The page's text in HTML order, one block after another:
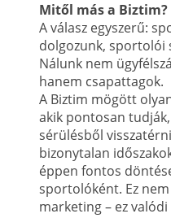
Mitől más a Biztim?
A válasz egyszerű:
dolgozunk, sportolói
Nálunk nem
hanem csapattagok.
A Biztim mögött
akik pontosan
sérülésből
bizonytalan
éppen fontos
sportolóként. Ez nem
marketing – ez